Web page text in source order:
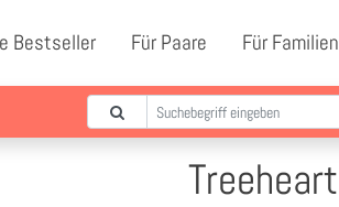
Bestseller Für Paare Für Familien
Treeheart